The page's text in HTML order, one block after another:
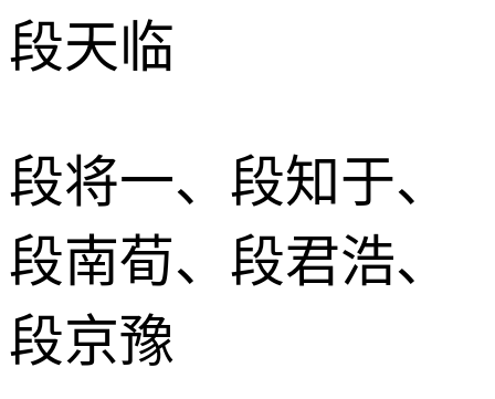
段天临
段将一、段知于、
段南荀、段君浩、
段京豫